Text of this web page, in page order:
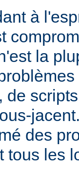
à
la
de
des
tous les